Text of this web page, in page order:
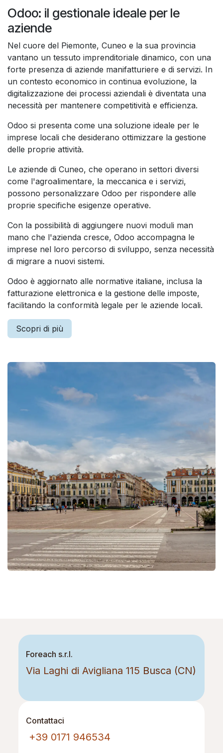
Odoo: il gestionale ideale per le
aziende
Nel cuore del Piemonte, Cuneo e la sua provincia
vantano un tessuto imprenditoriale dinamico, con una
forte presenza di aziende manifatturiere e di servizi. In
un contesto economico in continua evoluzione, la
digitalizzazione dei processi aziendali è diventata una
necessità per mantenere competitività e efficienza.
Odoo si presenta come una soluzione ideale per le
imprese locali che desiderano ottimizzare la gestione
delle proprie attività.
Le aziende di Cuneo, che operano in settori diversi
come l'agroalimentare, la meccanica e i servizi,
possono personalizzare Odoo per rispondere alle
proprie specifiche esigenze operative.
Con la possibilità di aggiungere nuovi moduli man
mano che l'azienda cresce, Odoo accompagna le
imprese nel loro percorso di sviluppo, senza necessità
di migrare a nuovi sistemi.
Odoo è aggiornato alle normative italiane, inclusa la
fatturazione elettronica e la gestione delle imposte,
facilitando la conformità legale per le aziende locali.
Scopri di più
Foreach s.r.l.
Via Laghi di Avigliana 115 Busca (CN)
Contattaci
+39 0171 946534